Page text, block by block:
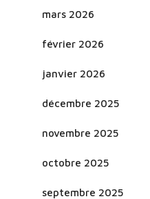
mars 2026
février 2026
janvier 2026
décembre 2025
novembre 2025
octobre 2025
septembre 2025